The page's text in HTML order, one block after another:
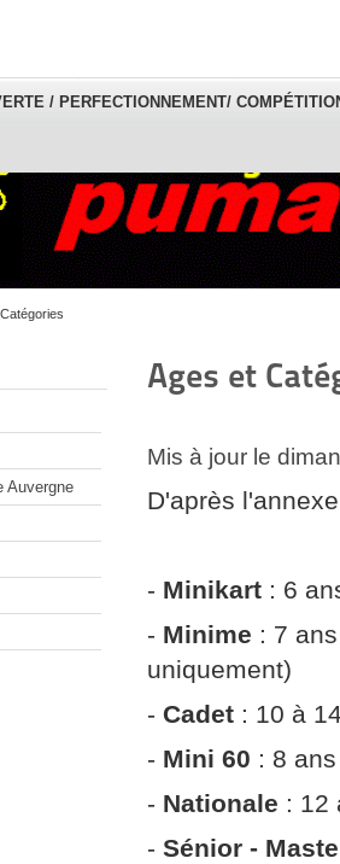
/ PERFECTIONNEMENT/
Auvergne
Ages et
Mis à jour le
D'après
- Minikart : 6
- Minime : 7
uniquement)
- Cadet : 10 à
- Mini 60 : 8
- Nationale : 12
-Sénior -